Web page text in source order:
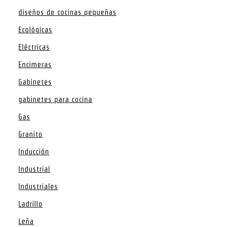
diseños de cocinas pequeñas
Ecológicas
Eléctricas
Encimeras
Gabinetes
gabinetes para cocina
Gas
Granito
Inducción
Industrial
Industriales
Ladrillo
Leña